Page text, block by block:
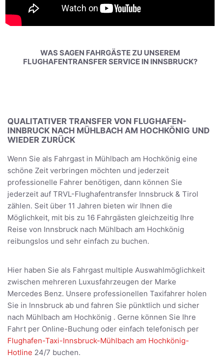
WAS SAGEN FAHRGÄSTE ZU UNSEREM
FLUGHAFENTRANSFER SERVICE IN INNSBRUCK?
QUALITATIVER TRANSFER VON FLUGHAFEN-
INNBRUCK NACH MÜHLBACH AM HOCHKÖNIG UND
WIEDER ZURÜCK
Wenn Sie als Fahrgast in Mühlbach am Hochkönig eine
schöne Zeit verbringen möchten und jederzeit
professionelle Fahrer benötigen, dann können Sie
jederzeit auf TRVL-Flughafentransfer Innsbruck & Tirol
zählen. Seit über 11 Jahren bieten wir Ihnen die
Möglichkeit, mit bis zu 16 Fahrgästen gleichzeitig Ihre
Reise von Innsbruck nach Mühlbach am Hochkönig
reibungslos und sehr einfach zu buchen.
Hier haben Sie als Fahrgast multiple Auswahlmöglichkeit
zwischen mehreren Luxusfahrzeugen der Marke
Mercedes Benz. Unsere professionellen Taxifahrer holen
Sie in Innsbruck ab und fahren Sie pünktlich und sicher
nach Mühlbach am Hochkönig . Gerne können Sie Ihre
Fahrt per Online-Buchung oder einfach telefonisch per
Flughafen-Taxi-Innsbruck-Mühlbach am Hochkönig-
Hotline 24/7 buchen.